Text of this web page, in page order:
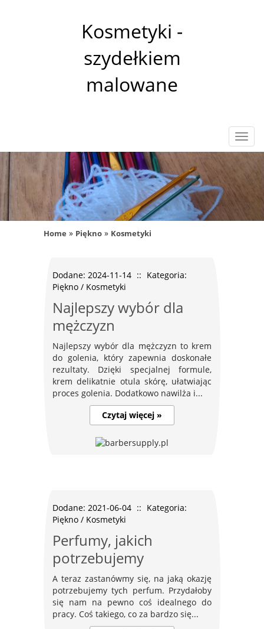
Kosmetyki -
szydełkiem
malowane
Home » Piękno » Kosmetyki
Dodane: 2024-11-14 :: Kategoria:
Piękno / Kosmetyki
Najlepszy wybór dla
mężczyzn
Najlepszy wybór dla mężczyzn to krem
do golenia, który zapewnia doskonałe
rezultaty. Dzięki specjalnej formule,
krem delikatnie otula skórę, ułatwiając
proces golenia. Dodatkowo nawilża i...
Czytaj więcej »
Dodane: 2021-06-04 :: Kategoria:
Piękno / Kosmetyki
Perfumy, jakich
potrzebujemy
A teraz zastanówmy się, na jaką okazję
potrzebujemy tych perfum. Przydałoby
się nam na pewno coś idealnego do
pracy. Coś takiego, co za bardzo się...